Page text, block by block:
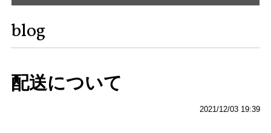
blog
配送について
2021/12/03 19:39